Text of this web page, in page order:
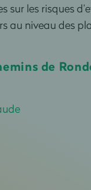
sur les risques
au niveau des
de